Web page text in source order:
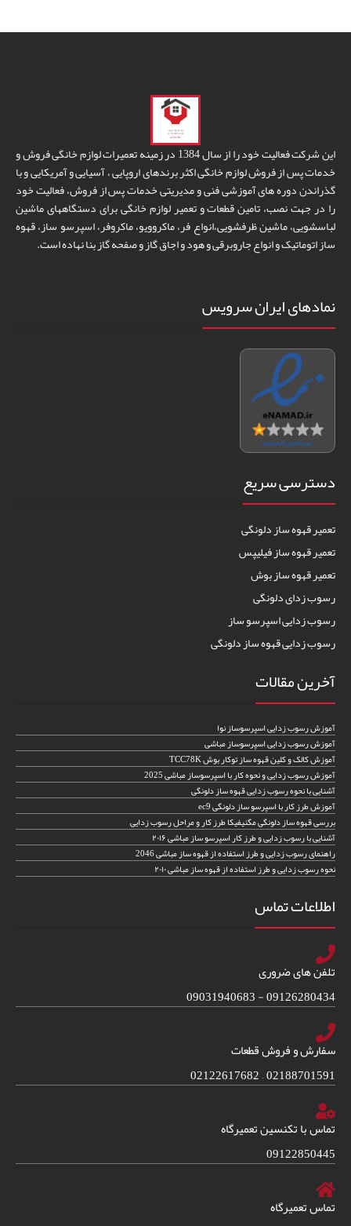
این شرکت فعالیت خود را از سال 1384 در زمینه تعمیرات لوازم خانگی فروش و
خدمات پس از فروش لوازم خانگی اکثر برندهای اروپایی ، آسیایی و آمریکایی و با
گذراندن دوره های آموزشی فنی و مدیریتی خدمات پس از فروش، فعالیت خود
را در جهت نصب، تامین قطعات و تعمیر لوازم خانگی برای دستگاههای ماشین
لباسشویی، ماشین ظرفشویی،انواع فر، ماکروویو، ماکروفر، اسپرسو ساز، قهوه
ساز اتوماتیک و انواع جاروبرقی و هود و اجاق گاز و صفحه گاز بنا نهاده است.
نمادهای ایران سرویس
دسترسی سریع
تعمیر قهوه ساز دلونگی
تعمیر قهوه ساز فیلیپس
تعمیر قهوه ساز بوش
رسوب زدای دلونگی
رسوب زدایی اسپرسو ساز
رسوب زدایی قهوه ساز دلونگی
آخرین مقالات
آموزش رسوب زدایی اسپرسوساز نوا
آموزش رسوب زدایی اسپرسوساز مباشی
آموزش کالک و کلین قهوه ساز توکار بوش TCC78K
آموزش رسوب زدایی و نحوه کار با اسپرسوساز مباشی 2025
آشنایی با نحوه رسوب زدایی قهوه ساز دلونگی
آموزش طرز کار با اسپرسو ساز دلونگی ec9
بررسی قهوه ساز دلونگی مگنیفیکا طرز کار و مراحل رسوب زدایی
آشنایی با رسوب زدایی و طرز کار اسپرسو ساز مباشی ۲۰۱۶
راهنمای رسوب زدایی و طرز استفاده از قهوه ساز مباشی 2046
نحوه رسوب زدایی و طرز استفاده از قهوه ساز مباشی ۲۰۱۰
اطلاعات تماس
تلفن های ضروری
09126280434 - 09031940683
سفارش و فروش قطعات
02188701591 – 02122617682
تماس با تکنسین تعمیرگاه
09122850445
تماس تعمیرگاه